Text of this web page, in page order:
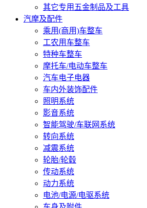
其它专用五金制品及工具
汽摩及配件
乘用(商用)车整车
工农用车整车
特种车整车
摩托车/电动车整车
汽车电子电器
车内外装饰配件
照明系统
影音系统
智能驾驶/车联网系统
转向系统
减震系统
轮胎/轮毂
传动系统
动力系统
电池/电源/电驱系统